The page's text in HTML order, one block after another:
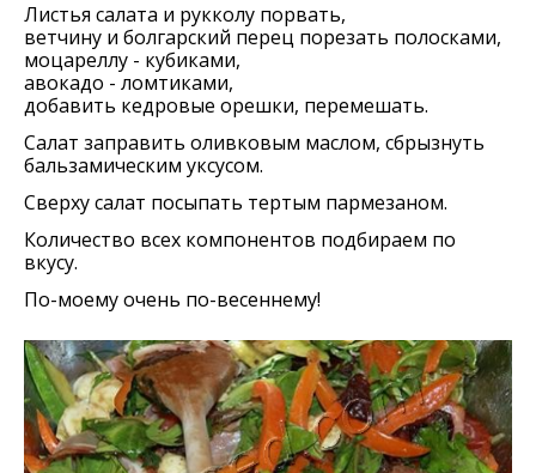
Листья салата и рукколу порвать,
ветчину и болгарский перец порезать полосками,
моцареллу - кубиками,
авокадо - ломтиками,
добавить кедровые орешки, перемешать.
Салат заправить оливковым маслом, сбрызнуть
бальзамическим уксусом.
Сверху салат посыпать тертым пармезаном.
Количество всех компонентов подбираем по
вкусу.
По-моему очень по-весеннему!